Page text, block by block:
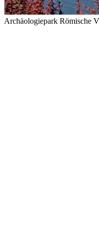
Archäologiepark Römische